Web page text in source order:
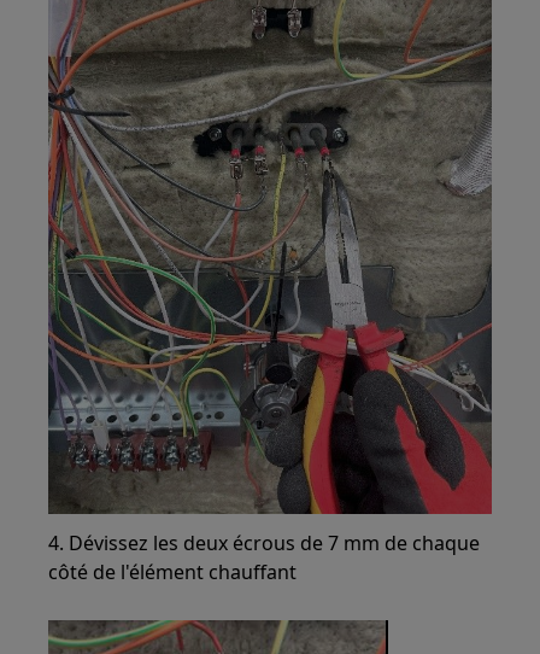
4. Dévissez les deux écrous de 7 mm de chaque
côté de l'élément chauffant